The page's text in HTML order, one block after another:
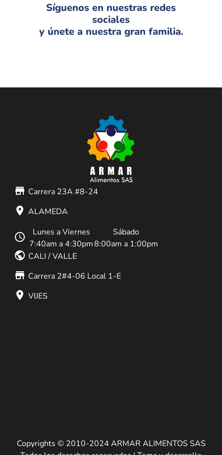
Síguenos en nuestras redes
sociales
y únete a nuestra gran familia.
store_mall_directory Carrera 23A #8-24
place ALAMEDA
schedule
Lunes a Viernes
7:40am a 4:30pm
Sábado
8:00am a 1:00pm
public CALI / VALLE
store_mall_directory Carrera 2#4-06 Local 1-E
place VIJES
Copyrights © 2010-2024 ARMAR ALIMENTOS SAS